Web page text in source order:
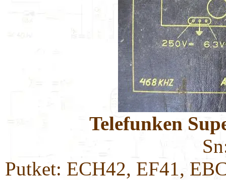
Telefunken
Putket: ECH42, EF41,